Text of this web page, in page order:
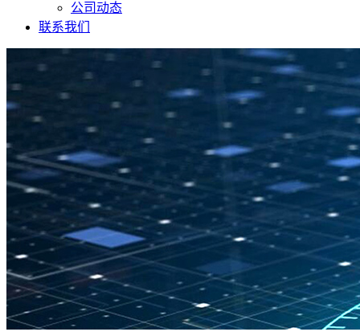
公司动态
联系我们